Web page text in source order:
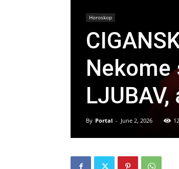
Horoskop
Nekome
By Portal - June 2, 2026